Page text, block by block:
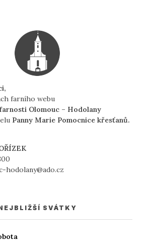
farního webu
Olomouc – Hodolany
Panny Marie Pomocnice křesťanů.
hodolany@ado.cz
SVÁTKY